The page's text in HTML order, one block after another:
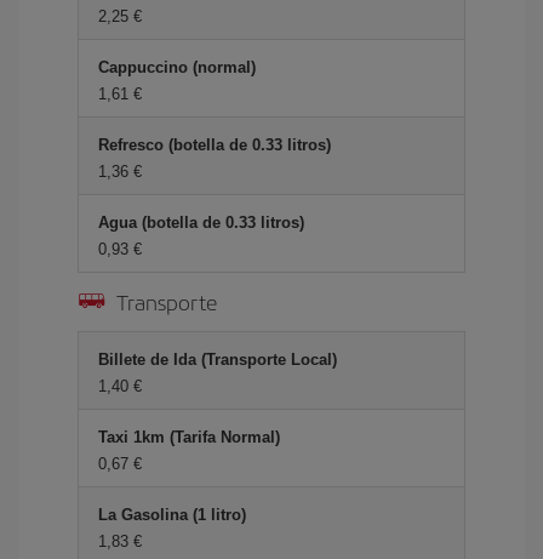
2,25 €
Cappuccino (normal)
1,61 €
Refresco (botella de 0.33 litros)
1,36 €
Agua (botella de 0.33 litros)
0,93 €
Transporte
Billete de Ida (Transporte Local)
1,40 €
Taxi 1km (Tarifa Normal)
0,67 €
La Gasolina (1 litro)
1,83 €